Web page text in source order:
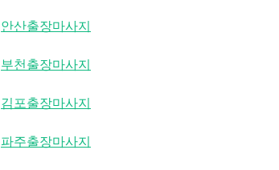
안산출장마사지
부천출장마사지
김포출장마사지
파주출장마사지